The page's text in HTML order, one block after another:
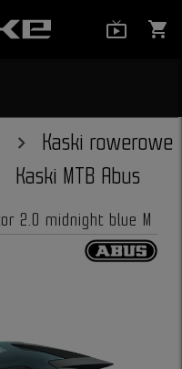
shopping_cart
Kaski rowerowe
Kaski MTB Abus
2.0 midnight blue M